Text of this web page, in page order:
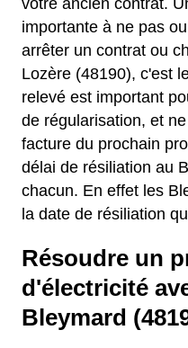
votre ancien contrat.
importante à ne pas
arrêter un contrat ou
Lozère (48190), c'est
relevé est important
de régularisation, et
facture du prochain
délai de résiliation au
chacun. En effet les
la date de résiliation
Résoudre un
d'électricité
Bleymard